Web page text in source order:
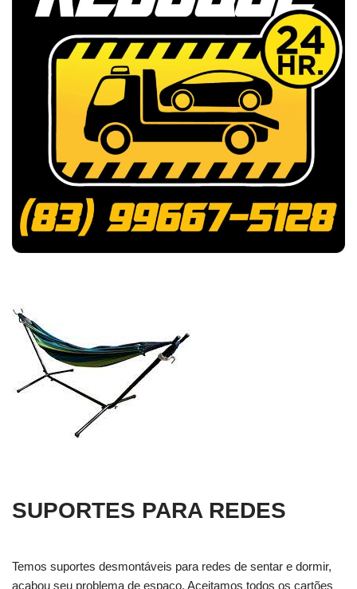
SUPORTES PARA REDES
Temos suportes desmontáveis para redes de sentar e dormir,
acabou seu problema de espaço. Aceitamos todos os cartões